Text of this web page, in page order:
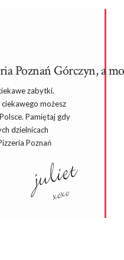
Poznań Górczyn, a
zabytki.
możesz
Pamiętaj gdy
dzielnicach
Poznań